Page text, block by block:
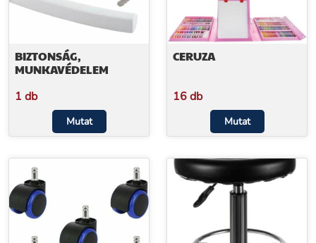
BIZTONSÁG,
MUNKAVÉDELEM
1 db
Mutat
CERUZA
16 db
Mutat